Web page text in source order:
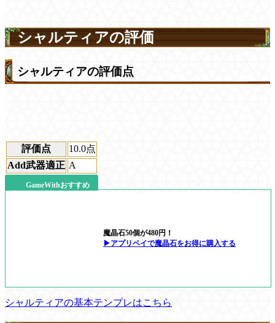
シャルティアの評価
シャルティアの評価点
評価点 10.0点
Add武器適正 A
GameWithおすすめ
魔晶石50個が480円！
▶アプリペイで魔晶石をお得に購入する
シャルティアの基本テンプレはこちら